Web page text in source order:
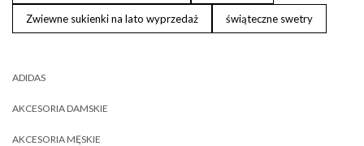
Zwiewne sukienki na lato wyprzedaż świąteczne swetry
ADIDAS
AKCESORIA DAMSKIE
AKCESORIA MĘSKIE